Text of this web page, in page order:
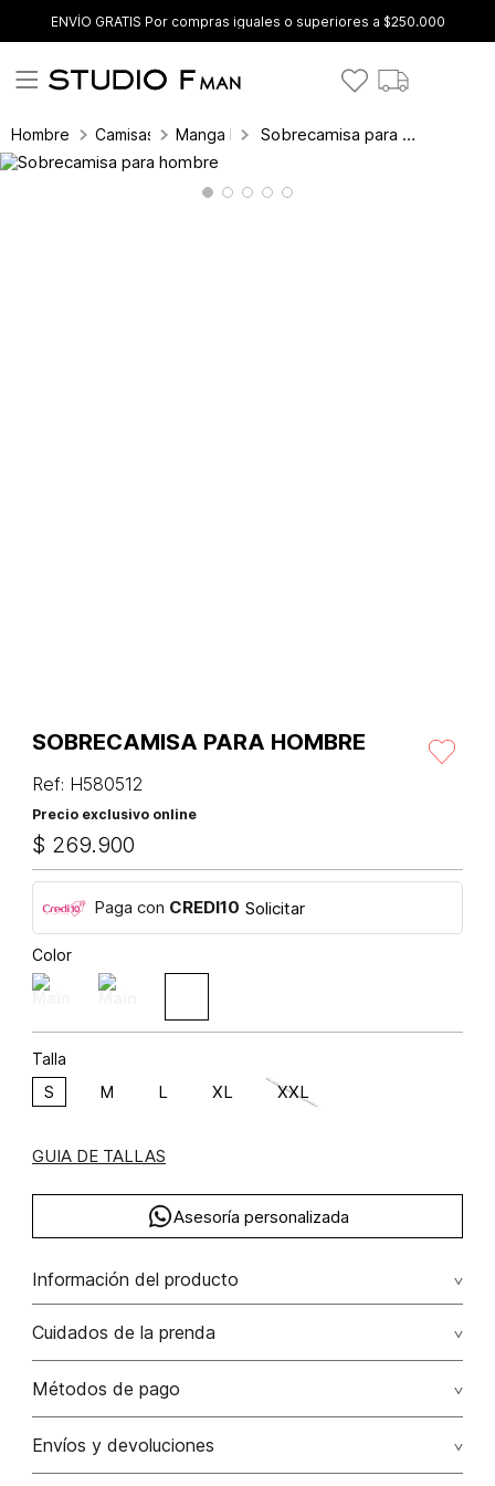
ENVÍO GRATIS Por compras iguales o superiores a $250.000
Hombre Camisas Manga Larga Sobrecamisa para hombre
SOBRECAMISA PARA HOMBRE
Ref: H580512
Precio exclusivo online
$ 269.900
Paga con CREDI10 Solicitar
Color
Talla
S M L XL XXL
GUIA DE TALLAS
Asesoría personalizada
Información del producto
algodón 100% 100.00% algodón/cotton
Cuidados de la prenda
No remojar. no planchar con vapor. planchar por el reves.
No usar lejia
Métodos de pago
Tarjetas de crédito: Visa, Dinners, Master Card y American
Envíos y devoluciones